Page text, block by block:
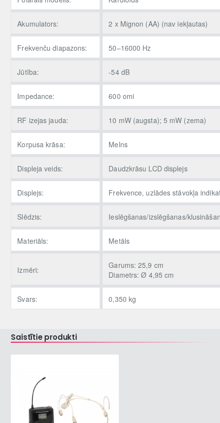
Akumulators: 2 x Mignon (AA) (nav iekļautas)
Frekvenču diapazons: 50–16000 Hz
Jūtība: -54 dB
Impedance: 600 omi
RF izejas jauda: 10 mW (augsta); 5 mW (zema)
Korpusa krāsa: Melns
Displeja veids: Daudzkrāsu LCD displejs
Displejs: Frekvence, uzlādes stāvokļa
Slēdzis: Ieslēgšanas/izslēgšanas/
Materiāls: Metāls
Izmēri:
Garums: 25,9 cm
Diametrs: Ø 4,95 cm
Svars: 0,350 kg
Saistītie produkti